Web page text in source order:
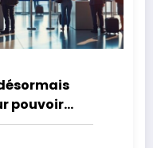
pouvoir